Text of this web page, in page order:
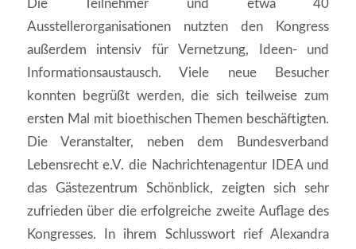
Die Teilnehmer und etwa 40
Ausstellerorganisationen nutzten den Kongress
außerdem intensiv für Vernetzung, Ideen- und
Informationsaustausch. Viele neue Besucher
konnten begrüßt werden, die sich teilweise zum
ersten Mal mit bioethischen Themen beschäftigten.
Die Veranstalter, neben dem Bundesverband
Lebensrecht e.V. die Nachrichtenagentur IDEA und
das Gästezentrum Schönblick, zeigten sich sehr
zufrieden über die erfolgreiche zweite Auflage des
Kongresses. In ihrem Schlusswort rief Alexandra